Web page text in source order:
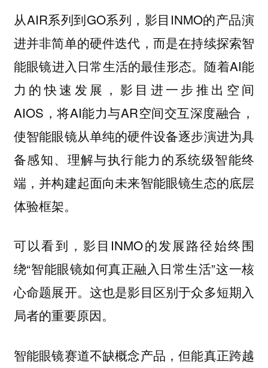
从AIR系列到GO系列，影目INMO的产品演
进并非简单的硬件迭代，而是在持续探索智
能眼镜进入日常生活的最佳形态。随着AI能
力的快速发展，影目进一步推出空间
AIOS，将AI能力与AR空间交互深度融合，
使智能眼镜从单纯的硬件设备逐步演进为具
备感知、理解与执行能力的系统级智能终
端，并构建起面向未来智能眼镜生态的底层
体验框架。
可以看到，影目INMO的发展路径始终围
绕“智能眼镜如何真正融入日常生活”这一核
心命题展开。这也是影目区别于众多短期入
局者的重要原因。
智能眼镜赛道不缺概念产品，但能真正跨越